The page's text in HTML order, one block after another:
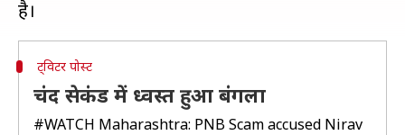
ट्विटर पोस्ट
चंद सेकंड में ध्वस्त हुआ बंगला
#WATCH Maharashtra: PNB Scam accused Nirav